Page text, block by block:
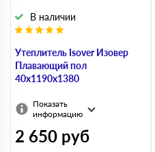
Утеплитель Isover Изовер
Плавающий пол
40х1190х1380
В наличии
Показать
информацию
2 650 руб